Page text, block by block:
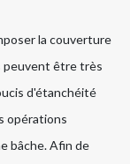
la couverture
peuvent être très
d'étanchéité
opérations
bâche. Afin de